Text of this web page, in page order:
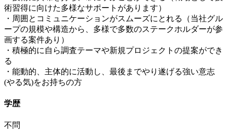
術習得に向けた多様なサポートがあります）
・周囲とコミュニケーションがスムーズにとれる（当社グル
ープの規模や構造から、多様で多数のステークホルダーが参
画する案件あり）
・積極的に自ら調査テーマや新規プロジェクトの提案ができ
る
・能動的、主体的に活動し、最後までやり遂げる強い意志
(やる気)をお持ちの方
学歴
不問